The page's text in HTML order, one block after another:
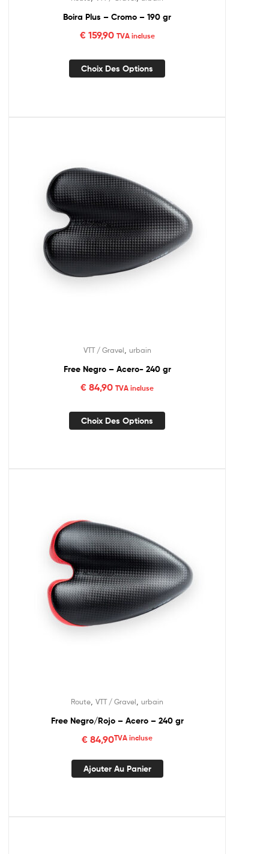
Boira Plus – Cromo – 190 gr
€159,90 TVA incluse
Choix Des Options
VTT / Gravel urbain
Free Negro – Acero- 240 gr
€ 84,90 TVA incluse
Choix Des Options
Route VTT / Gravel urbain
Free Negro/Rojo – Acero – 240 gr
€ 84,90TVA incluse
Ajouter Au Panier